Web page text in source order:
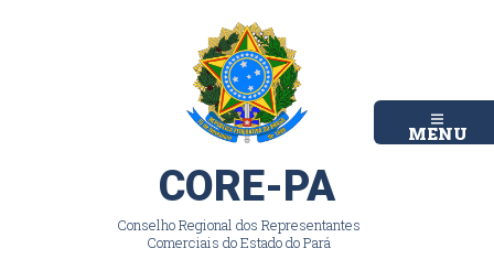
MENU
CORE-PA
Conselho Regional dos Representantes
Comerciais do Estado do Pará